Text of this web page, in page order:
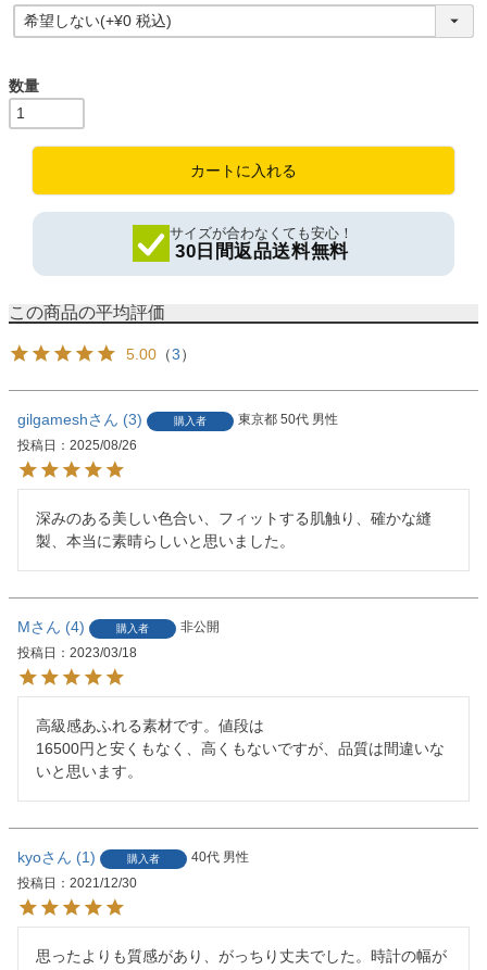
(
必
カートに入れる
サイズが合わなくても安心！
30日間返品送料無料
5.00 （3）
gilgamesh 3 購入者 東京都 50代 男性
投稿日
2025/08/26
深みのある美しい色合い、フィットする肌触り、確かな縫
製、本当に素晴らしいと思いました。
M 4 購入者
非公開
投稿日
2023/03/18
高級感あふれる素材です。値段は
16500円と安くもなく、高くもないですが、品質は間違いな
いと思います。
kyo 1 購入者 40代 男性
投稿日
2021/12/30
思ったよりも質感があり、がっちり丈夫でした。時計の幅が